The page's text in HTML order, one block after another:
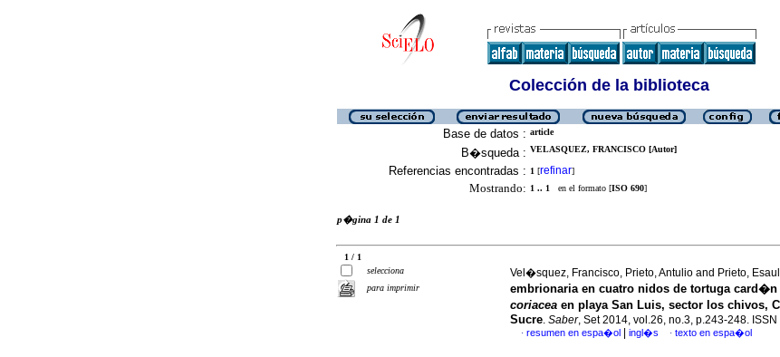
Colección de la biblioteca
Base de datos : article
B�squeda : VELASQUEZ, FRANCISCO [Autor]
Referencias encontradas : 1 [refinar]
Mostrando: 1 .. 1 en el formato [ISO 690]
p�gina 1 de 1
1 / 1
selecciona
para imprimir
Vel�squez, Francisco, Prieto, Antulio and Prieto, Esaul
embrionaria en cuatro nidos de tortuga card�n
coriacea en playa San Luis, sector los chivos,
Sucre. Saber, Set 2014, vol.26, no.3, p.243-248.
· resumen en espa�ol ingl�s · texto en espa�ol